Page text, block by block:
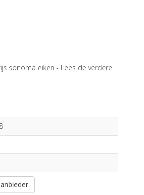
sonoma eiken - Lees de verdere